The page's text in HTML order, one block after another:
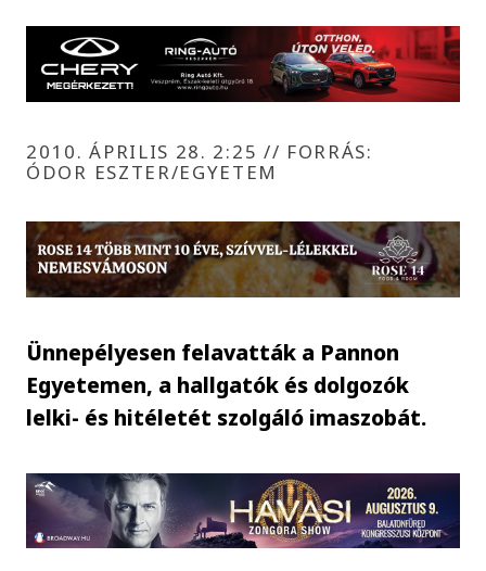
2010. ÁPRILIS 28. 2:25 // FORRÁS:
ÓDOR ESZTER/EGYETEM
Ünnepélyesen felavatták a Pannon
Egyetemen, a hallgatók és dolgozók
lelki- és hitéletét szolgáló imaszobát.